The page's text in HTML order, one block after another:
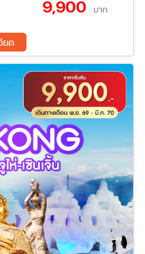
15 ส.ค. 69 - 17 ส.ค. 69
19 ส.ค. 69 - 21 ส.ค. 69
22 ส.ค. 69 - 24 ส.ค. 69
26 ส.ค. 69 - 28 ส.ค. 69
29 ส.ค. 69 - 31 ส.ค. 69
02 ก.ย. 69 - 04 ก.ย. 69
08 ก.ย. 69 - 10 ก.ย. 69
11 ก.ย. 69 - 13 ก.ย. 69
15 ก.ย. 69 - 17 ก.ย. 69
18 ก.ย. 69 - 20 ก.ย. 69
22 ก.ย. 69 - 24 ก.ย. 69
25 ก.ย. 69 - 27 ก.ย. 69
29 ก.ย. 69 - 01 ต.ค. 69
02 ต.ค. 69 - 04 ต.ค. 69
06 ต.ค. 69 - 08 ต.ค. 69
09 ต.ค. 69 - 11 ต.ค. 69
13 ต.ค. 69 - 15 ต.ค. 69
9,900 บาท
ยด